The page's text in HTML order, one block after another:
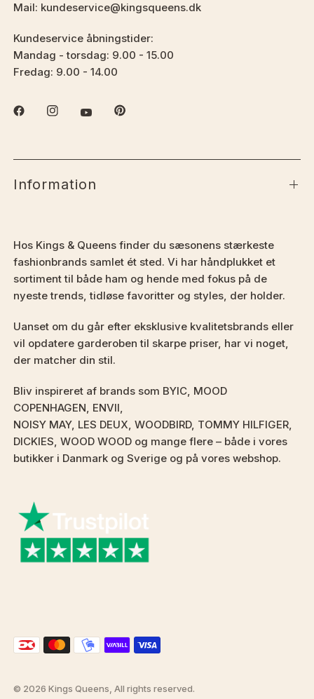
Mail: kundeservice@kingsqueens.dk
Kundeservice åbningstider:
Mandag - torsdag: 9.00 - 15.00
Fredag: 9.00 - 14.00
Information
Hos Kings & Queens finder du sæsonens stærkeste
fashionbrands samlet ét sted. Vi har håndplukket et
sortiment til både ham og hende med fokus på de
nyeste trends, tidløse favoritter og styles, der holder.
Uanset om du går efter eksklusive kvalitetsbrands eller
vil opdatere garderoben til skarpe priser, har vi noget,
der matcher din stil.
Bliv inspireret af brands som BYIC, MOOD
COPENHAGEN, ENVII,
NOISY MAY, LES DEUX, WOODBIRD, TOMMY HILFIGER,
DICKIES, WOOD WOOD og mange flere – både i vores
butikker i Danmark og Sverige og på vores webshop.
© 2026 Kings Queens, All rights reserved.